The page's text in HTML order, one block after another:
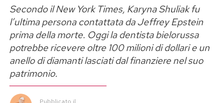
Jared Leto e le accuse:
«Assolutamente false»
Dopo la trasmissione del documentario, il
premio Oscar ha diffuso una dichiarazione molto
netta: «Non ho mai aggredito sessualmente
Secondo il New York Times, Karyna Shuliak fu
l’ultima persona contattata da Jeffrey Epstein
prima della morte. Oggi la dentista bielorussa
potrebbe ricevere oltre 100 milioni di dollari e un
anello di diamanti lasciati dal finanziere nel suo
patrimonio.